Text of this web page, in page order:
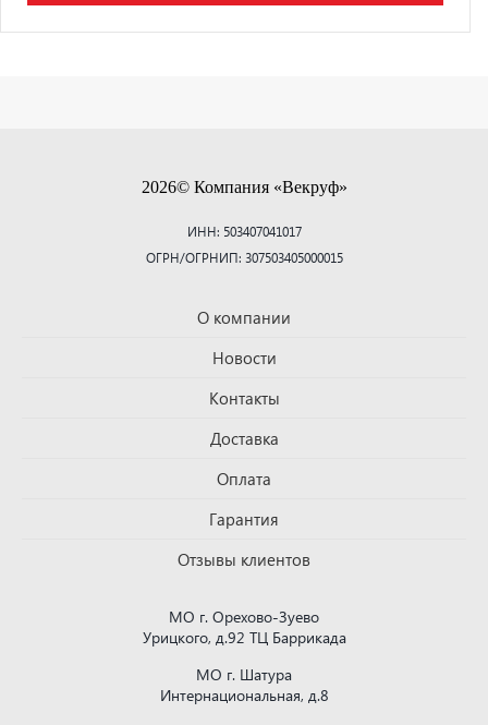
2026© Компания «Векруф»
ИНН: 503407041017
ОГРН/ОГРНИП: 307503405000015
О компании
Новости
Контакты
Доставка
Оплата
Гарантия
Отзывы клиентов
МО г. Орехово-Зуево
Урицкого, д.92 ТЦ Баррикада
МО г. Шатура
Интернациональная, д.8